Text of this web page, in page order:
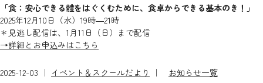
「食：安心できる體をはぐくむために、食卓からできる基本のき！」
2025年12月10日（水）19時―21時
＊見逃し配信は、1月11日（日）まで配信
→詳細とお申込みはこちら
2025-12-03 ｜ イベント＆スクールだより ｜ お知らせ一覧